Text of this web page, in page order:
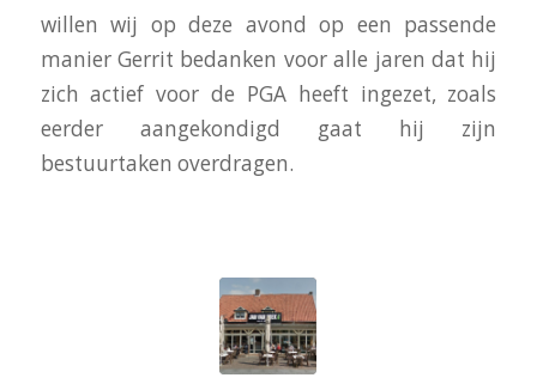
willen wij op deze avond op een passende
manier Gerrit bedanken voor alle jaren dat hij
zich actief voor de PGA heeft ingezet, zoals
eerder aangekondigd gaat hij zijn
bestuurtaken overdragen.